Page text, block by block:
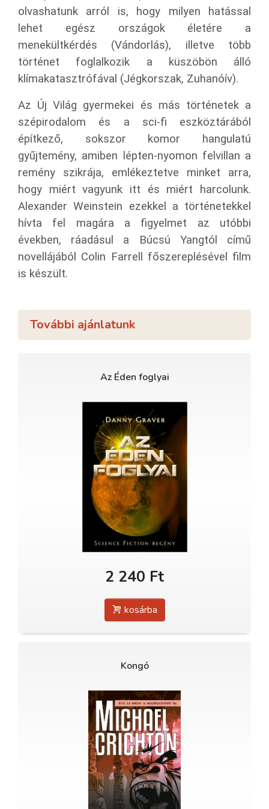
olvashatunk arról is, hogy milyen hatással
lehet egész országok életére a
menekültkérdés (Vándorlás), illetve több
történet foglalkozik a küszöbön álló
klímakatasztrófával (Jégkorszak, Zuhanóív).
Az Új Világ gyermekei és más történetek a
szépirodalom és a sci-fi eszköztárából
építkező, sokszor komor hangulatú
gyűjtemény, amiben lépten-nyomon felvillan a
remény szikrája, emlékeztetve minket arra,
hogy miért vagyunk itt és miért harcolunk.
Alexander Weinstein ezekkel a történetekkel
hívta fel magára a figyelmet az utóbbi
években, ráadásul a Búcsú Yangtól című
novellájából Colin Farrell főszereplésével film
is készült.
További ajánlatunk
Az Éden foglyai
2 240 Ft
kosárba
Kongó